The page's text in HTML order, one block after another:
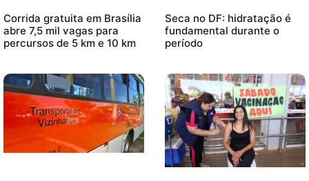
Corrida gratuita em Brasília
abre 7,5 mil vagas para
percursos de 5 km e 10 km
Seca no DF: hidratação é
fundamental durante o
período